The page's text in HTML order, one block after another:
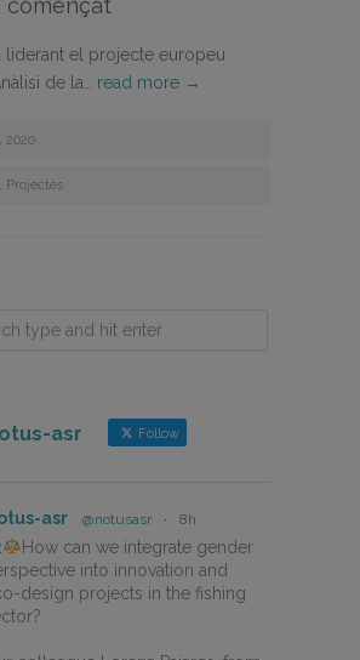
liderant el projecte europeu
de la… read more →
2020
, Projectes
asr Follow
asr @notusasr · 8h
How can we integrate gender
into innovation and
design projects in the fishing